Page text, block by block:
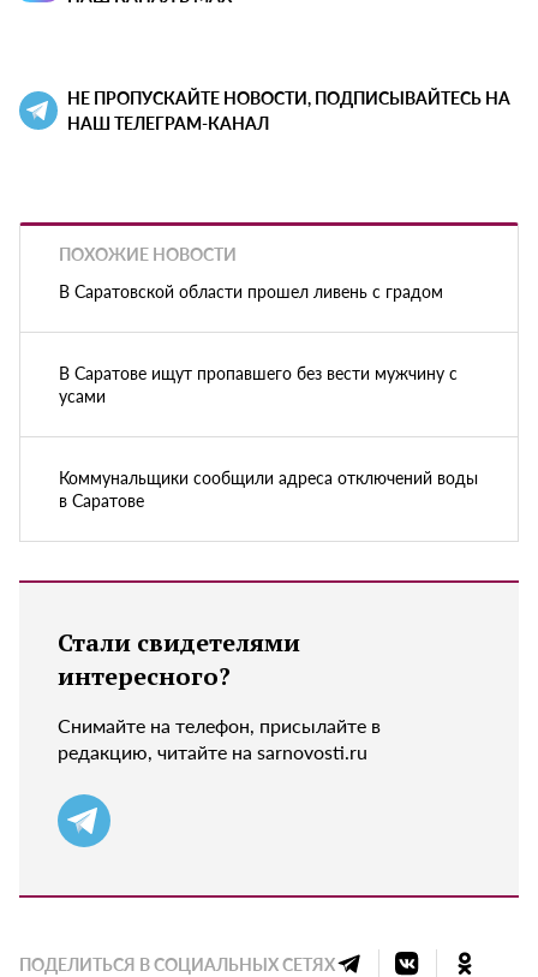
НЕ ПРОПУСКАЙТЕ НОВОСТИ, ПОДПИСЫВАЙТЕСЬ НА
НАШ ТЕЛЕГРАМ-КАНАЛ
ПОХОЖИЕ НОВОСТИ
В Саратовской области прошел ливень с градом
В Саратове ищут пропавшего без вести мужчину с
усами
Коммунальщики сообщили адреса отключений воды
в Саратове
Стали свидетелями
интересного?
Снимайте на телефон, присылайте в
редакцию, читайте на sarnovosti.ru
ПОДЕЛИТЬСЯ В СОЦИАЛЬНЫХ СЕТЯХ